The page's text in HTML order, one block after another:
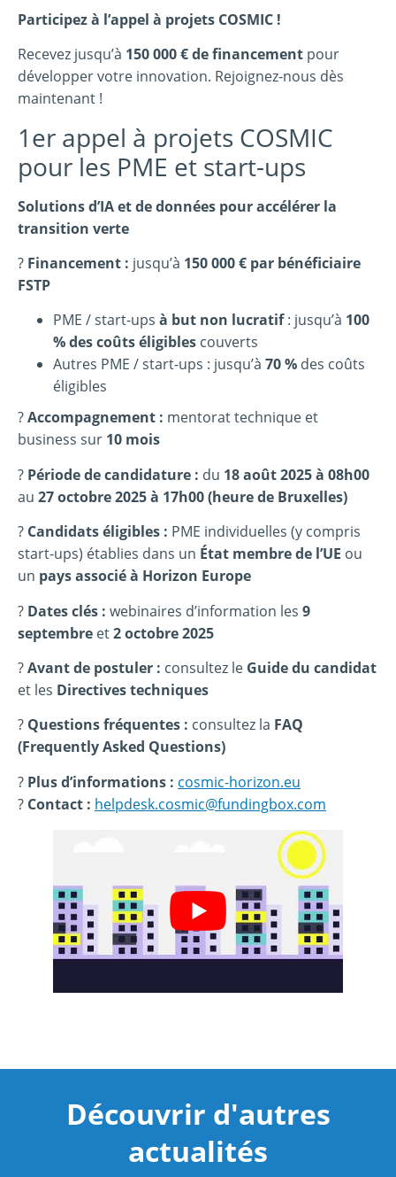
Participez à l’appel à projets COSMIC !
Recevez jusqu’à 150 000 € de financement pour
développer votre innovation. Rejoignez-nous dès
maintenant !
1er appel à projets COSMIC
pour les PME et start-ups
Solutions d’IA et de données pour accélérer la
transition verte
? Financement : jusqu’à 150 000 € par bénéficiaire
FSTP
PME / start-ups à but non lucratif: jusqu’à 100
% des coûts éligibles couverts
Autres PME / start-ups : jusqu’à 70 % des coûts
éligibles
?Accompagnement : mentorat technique et
business sur 10 mois
? Période de candidature : du 18 août 2025 à 08h00
au 27 octobre 2025 à 17h00 (heure de Bruxelles)
? Candidats éligibles : PME individuelles (y compris
start-ups) établies dans un État membre de l’UE ou
un pays associé à Horizon Europe
? Dates clés : webinaires d’information les 9
septembre et2 octobre 2025
?Avant de postuler : consultez le Guide du candidat
et les Directives techniques
? Questions fréquentes : consultez la FAQ
(Frequently Asked Questions)
? Plus d’informations : cosmic-horizon.eu
? Contact : helpdesk.cosmic@fundingbox.com
Découvrir d'autres
actualités